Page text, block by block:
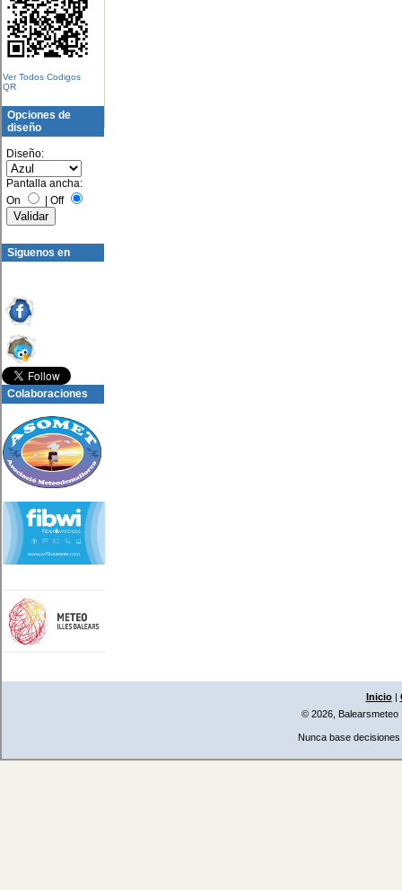
Ver Todos Codigos
QR
Opciones de
diseño
Diseño:
Pantalla ancha:
On
Off
Siguenos en
Colaboraciones
Inicio|
© 2026, Balearsmeteo
Nunca base